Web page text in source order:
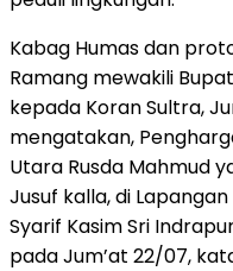
Kabag Humas dan
Ramang mewakili
kepada Koran Sultra,
mengatakan,
Utara Rusda Mahmud
Jusuf kalla, di
Syarif Kasim Sri
pada Jum’at 22/07,